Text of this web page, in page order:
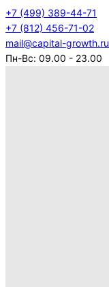
+7 (499) 389-44-71
+7 (812) 456-71-02
mail@capital-growth.ru
Пн-Вс: 09.00 - 23.00